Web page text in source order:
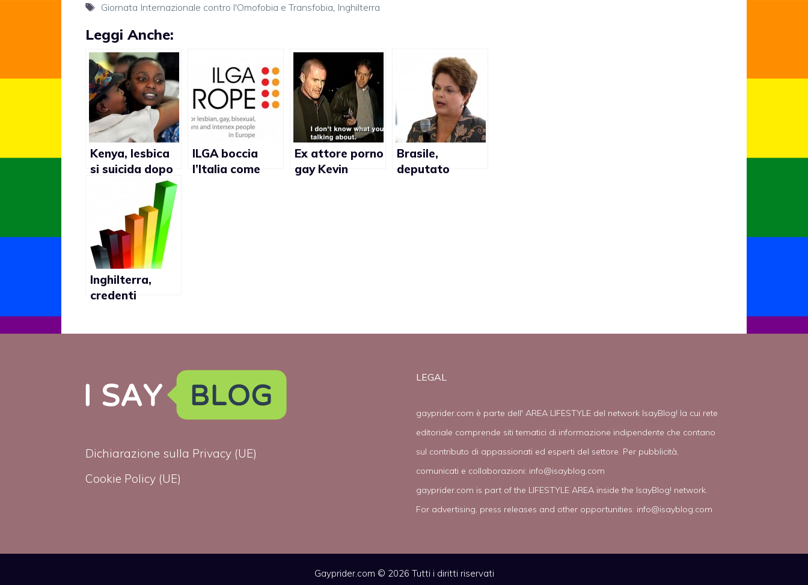
Tag
Giornata Internazionale contro l'Omofobia e Transfobia, Inghilterra
Leggi Anche:
Kenya, lesbica
si suicida dopo
ostaggio dalla
famiglia
ILGA boccia
l’Italia come
Ex attore porno
gay Kevin
Brasile,
deputato
Inghilterra,
credenti
Dichiarazione sulla Privacy (UE)
Cookie Policy (UE)
LEGAL
gayprider.com è parte dell' AREA LIFESTYLE del network IsayBlog! la cui rete
editoriale comprende siti tematici di informazione indipendente che contano
sul contributo di appassionati ed esperti del settore. Per pubblicità,
comunicati e collaborazioni: info@isayblog.com
gayprider.com is part of the LIFESTYLE AREA inside the IsayBlog! network.
For advertising, press releases and other opportunities: info@isayblog.com
Gayprider.com © 2026 Tutti i diritti riservati